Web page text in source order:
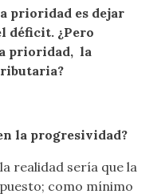
prioridad es dejar
déficit. ¿Pero
prioridad, la
la progresividad?
realidad sería que la
como mínimo